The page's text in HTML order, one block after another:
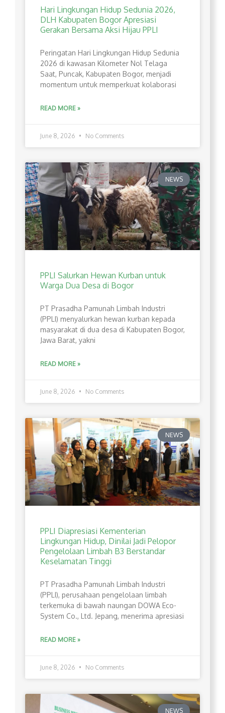
Hari Lingkungan Hidup Sedunia 2026,
DLH Kabupaten Bogor Apresiasi
Gerakan Bersama Aksi Hijau PPLI
Peringatan Hari Lingkungan Hidup Sedunia
2026 di kawasan Kilometer Nol Telaga
Saat, Puncak, Kabupaten Bogor, menjadi
momentum untuk memperkuat kolaborasi
READ MORE »
June 8, 2026 No Comments
NEWS
PPLI Salurkan Hewan Kurban untuk
Warga Dua Desa di Bogor
PT Prasadha Pamunah Limbah Industri
(PPLI) menyalurkan hewan kurban kepada
masyarakat di dua desa di Kabupaten Bogor,
Jawa Barat, yakni
READ MORE »
June 8, 2026 No Comments
NEWS
PPLI Diapresiasi Kementerian
Lingkungan Hidup, Dinilai Jadi Pelopor
Pengelolaan Limbah B3 Berstandar
Keselamatan Tinggi
PT Prasadha Pamunah Limbah Industri
(PPLI), perusahaan pengelolaan limbah
terkemuka di bawah naungan DOWA Eco-
System Co., Ltd. Jepang, menerima apresiasi
READ MORE »
June 8, 2026 No Comments
NEWS